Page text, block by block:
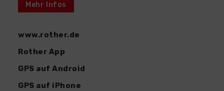
Mehr Infos
www.rother.de
Rother App
GPS auf Android
GPS auf iPhone